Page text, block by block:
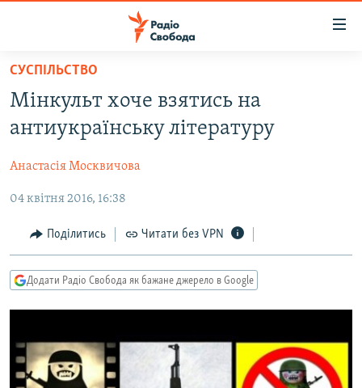
Перейти
основного
матеріалу
до
навігації
Перейти
пошуку
ВСЕ ЗА ДОБУ
СТАТТІ
ПОЛІТИКА
ЕКОНОМІКА
СУСПІЛЬСТВО
СПОРТ
СВІТ
ВІЙНА
РОСІЙСЬКА «ФІЛЬТРАЦІЯ»
ДОНБАС.РЕАЛІЇ
КРИМ.РЕАЛІЇ
ТИ ЯК?
КИТАЙ.ВИКЛИКИ
МУЛЬТИМЕДІА
СУСПІЛЬСТВО
Мінкульт хоче взятись на
антиукраїнську літературу
Анастасія Москвичова
04 квітня 2016, 16:38
Поділитись Читати без VPN
Додати Радіо Свобода як бажане джерело в Google